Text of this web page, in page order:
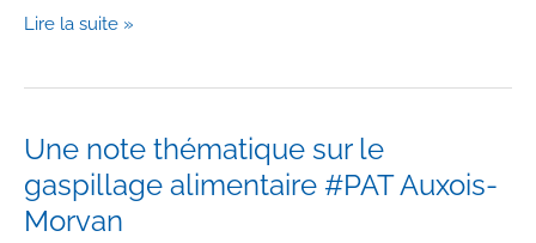
Lancement
du
Alimentaire
Territorial
Lire la suite »
Une note thématique sur le
gaspillage alimentaire #PAT Auxois-
Morvan